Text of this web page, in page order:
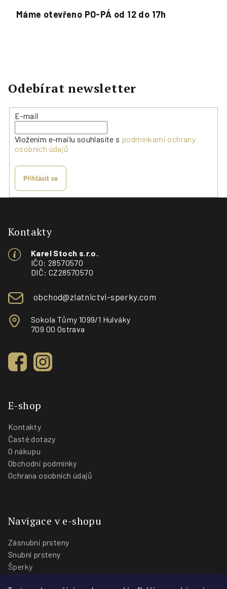
Máme otevřeno PO-PÁ od 12 do 17h
Odebírat newsletter
E-mail
Vložením e-mailu souhlasíte s podmínkami ochrany
osobních údajů
Přihlásit se
Kontakty
Karel Stoch s.r.o.
IČO: 28570570
DIČ: CZ28570570
obchod@zlatnictvi-sperky.com
Sokola Tůmy 1099/1 Hulváky
709 00 Ostrava
E-shop
Kontakty
Časté dotazy
O nákupu
Obchodní podmínky
Ochrana osobních údajů
Navigace v e-shopu
Zásnubní prsteny
Snubní prsteny
Šperky